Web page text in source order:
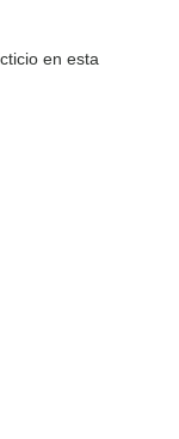
en esta